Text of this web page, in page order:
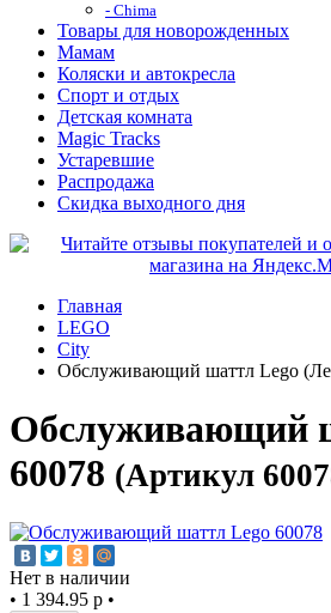
- Chima
Товары для новорожденных
Мамам
Коляски и автокресла
Спорт и отдых
Детская комната
Magic Tracks
Устаревшие
Распродажа
Скидка выходного дня
Главная
LEGO
City
Обслуживающий шаттл Lego
Обслуживающий
60078 (Артикул
Нет в наличии
• 1 394.95 р •